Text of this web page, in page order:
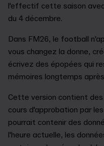
l'effectif cette saison
du 4 décembre.
Dans FM26, le football
vous changez la donne,
écrivez des épopées qui
mémoires longtemps
Cette version contient
cours d'approbation par
pourrait contenir des
l'heure actuelle, les